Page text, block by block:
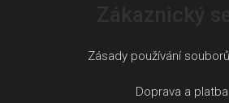
Zásady používání
Doprava a platba